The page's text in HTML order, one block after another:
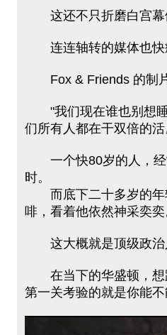
这还不只折磨白宫幕
连连轴转的媒体也快
Fox & Friends 的制片
"我们现在谁也别想睡
们所有人都在干双倍的活
一个快80岁的人，经
时。
而底下二十多岁的年
啡，看着他依然神采奕奕
这大概就是顶级政治
在当下的华盛顿，想
第一关考验的就是你能不